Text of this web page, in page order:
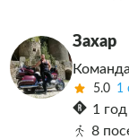
страной, с
и
экскурсии будут
выполнены по
маршрут и все
Захар
5.0 1
1
8